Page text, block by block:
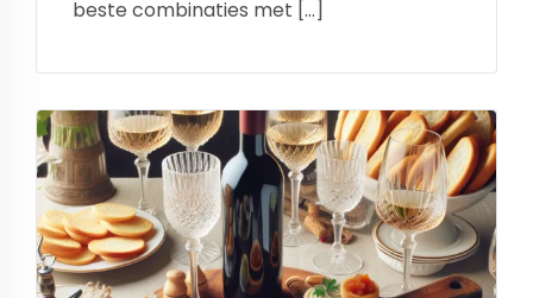
beste combinaties met […]